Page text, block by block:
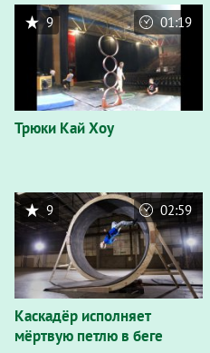
Трюки Кай Хоу
9 01:19
Каскадёр исполняет
мёртвую петлю в беге
9 02:59